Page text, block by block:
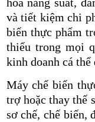
và tiết kiệm chi
biến thực phẩm
thiếu trong mọi
kinh doanh cá thể
Máy chế biến
trợ hoặc thay thế
sơ chế, chế biến,